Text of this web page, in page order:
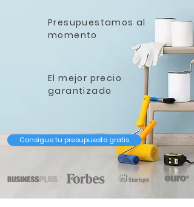
Presupuestamos al
momento
El mejor precio
garantizado
Consigue tu presupuesto gratis